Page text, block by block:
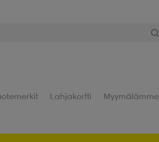
Lahjakortti Myymälämme